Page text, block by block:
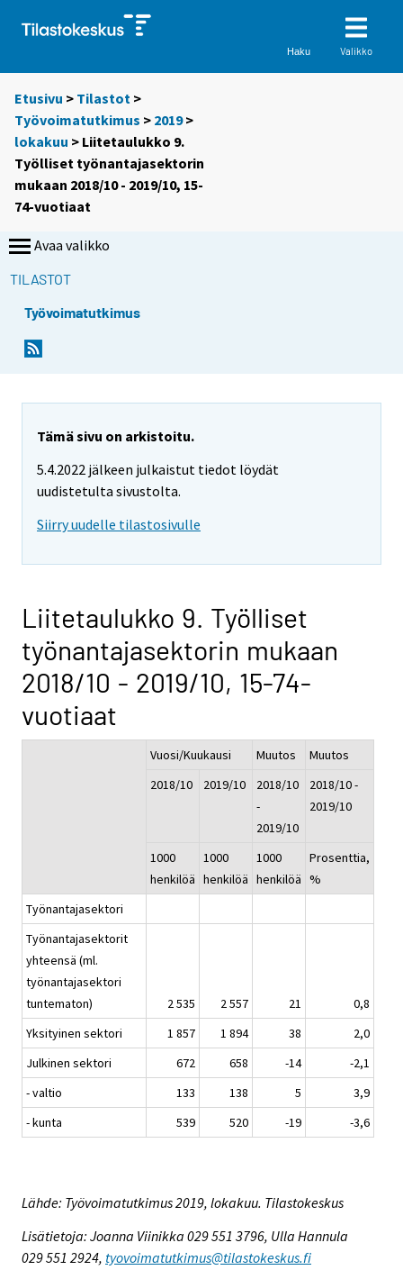
Haku Valikko
Etusivu > Tilastot >
Työvoimatutkimus > 2019>
lokakuu > Liitetaulukko 9.
Työlliset työnantajasektorin
mukaan 2018/10 - 2019/10, 15-
74-vuotiaat
Avaa valikko
TILASTOT
Työvoimatutkimus
Tämä sivu on arkistoitu.
5.4.2022 jälkeen julkaistut tiedot löydät
uudistetulta sivustolta.
Siirry uudelle tilastosivulle
Liitetaulukko 9. Työlliset
työnantajasektorin mukaan
2018/10 - 2019/10, 15-74-
vuotiaat
Vuosi/Kuukausi Muutos
Muutos
2018/10
2019/10
2018/10
-
2019/10
2018/10 -
2019/10
1000
henkilöä
1000
henkilöä
1000
henkilöä
Prosenttia,
%
Työnantajasektori
Työnantajasektorit
yhteensä (ml.
työnantajasektori
tuntematon)
2 535 2 557 21
0,8
Yksityinen sektori
1 857 1 894 38
2,0
Julkinen sektori
672 658 -14
-2,1
- valtio
133 138 5
3,9
- kunta
539 520 -19 -3,6
Lähde: Työvoimatutkimus 2019, lokakuu. Tilastokeskus
Lisätietoja: Joanna Viinikka 029 551 3796, Ulla Hannula
029 551 2924, tyovoimatutkimus@tilastokeskus.fi